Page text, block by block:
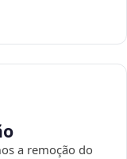
a remoção do